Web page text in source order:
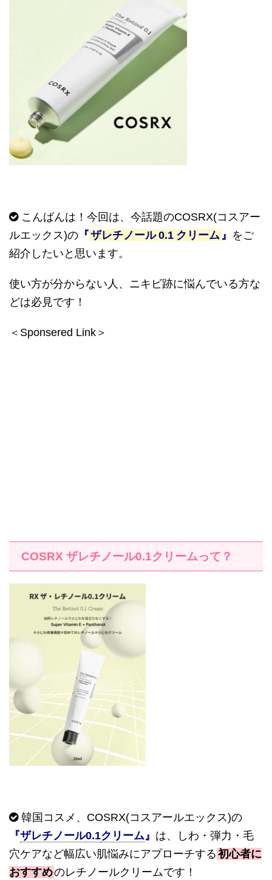
こんばんは！今回は、今話題のCOSRX(コスアー
ルエックス)の 『ザレチノール 0.1 クリーム 』 をご
紹介したいと思います。
使い方が分からない人、ニキビ跡に悩んでいる方な
どは必見です！
＜Sponsered Link＞
COSRX ザレチノール0.1クリームって？
韓国コスメ、 COSRX(コスアールエックス)の
『ザレチノール0.1クリーム 』 は、しわ・弾力・毛
穴ケアなど幅広い肌悩みにアプローチする 初心者に
おすすめのレチノールクリームです！